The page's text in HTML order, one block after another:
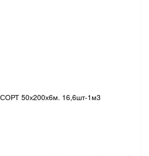
50х200х6м. 16,6шт-1м3